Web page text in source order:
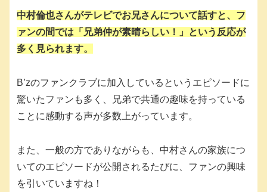
中村倫也さんがテレビでお兄さんについて話すと、フ
ァンの間では「兄弟仲が素晴らしい！」という反応が
多く見られます。
B’zのファンクラブに加入しているというエピソードに
驚いたファンも多く、兄弟で共通の趣味を持っている
ことに感動する声が多数上がっています。
また、一般の方でありながらも、中村さんの家族につ
いてのエピソードが公開されるたびに、ファンの興味
を引いていますね！